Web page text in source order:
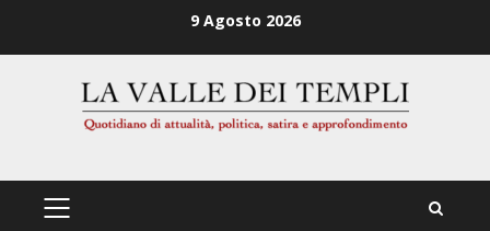
9 Agosto 2026
PRIMÄRES